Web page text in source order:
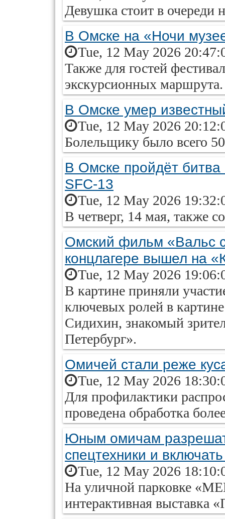
Девушка стоит в очереди
В Омске на «Ночи
Tue, 12 May 2026
Также для гостей
экскурсионных маршрута.
В Омске умер
Tue, 12 May 2026
Болельщику было всего
В Омске пройдёт битва
SFC-13
Tue, 12 May 2026
В четверг, 14 мая, также
Омский фильм «Вальс
концлагере вышел на
Tue, 12 May 2026
В картине приняли
ключевых ролей в
Сидихин, знакомый
Петербург».
Омичей стали реже
Tue, 12 May 2026
Для профилактики
проведена обработка
Юным омичам
спецтехники и
Tue, 12 May 2026
На уличной парковке
интерактивная выставка